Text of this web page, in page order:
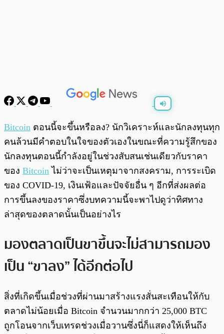
พร้อมเล่น 0:00
Bitcoin ตอนนี้จะขึ้นหรือลง? นักวิเคราะห์และนักลงทุนทุก
คนล้วนมีคำตอบในใจของตัวเองในขณะที่ความรู้สึกของ
นักลงทุนตอนนี้กำลังอยู่ในช่วงสับสนเช่นเดียวกับราคา
ของ Bitcoin ไม่ว่าจะเป็นเหตุมาจากสงคราม, การระเบิด
ของ COVID-19, เงินเฟ้อและปัจจัยอื่น ๆ อีกที่ส่งผลต่อ
การขึ้นลงของราคาซึ่งบทความนี้จะพาไปดูว่าทิศทาง
ล่าสุดของตลาดนั้นเป็นอย่างไร
มองตลาดเป็นขาขึ้นจะไม่สามารถมอง
เป็น “ขาลง” ได้อีกต่อไป
สิ่งที่เกิดขึ้นเมื่อช่วงที่ผ่านมาสร้างแรงสั่นสะเทือนให้กับ
ตลาดไม่น้อยเมื่อ Bitcoin จำนวนมากกว่า 25,000 BTC
ถูกโอนจากเว็บเทรดช่วงเมื่อวานซึ่งนี่ก็แสดงให้เห็นถึง